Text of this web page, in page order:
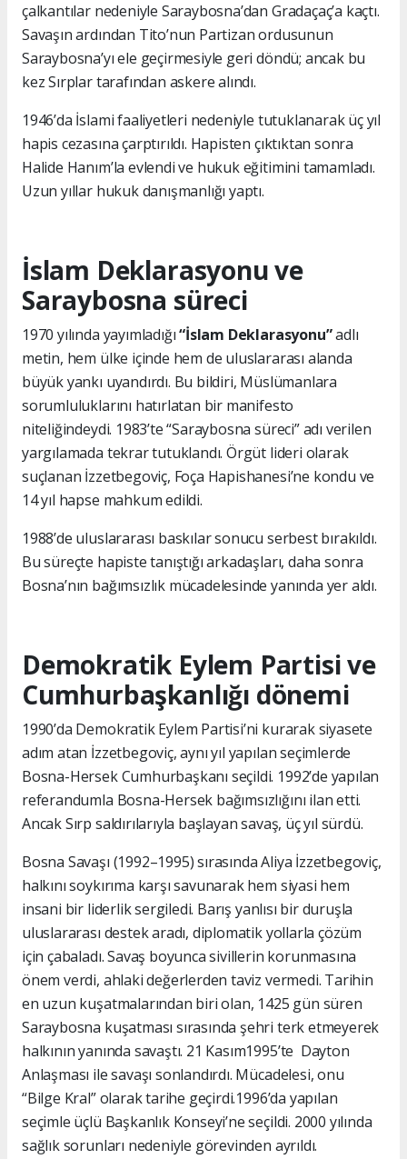
çalkantılar nedeniyle Saraybosna’dan Gradaçaç’a kaçtı.
Savaşın ardından Tito’nun Partizan ordusunun
Saraybosna’yı ele geçirmesiyle geri döndü; ancak bu
kez Sırplar tarafından askere alındı.
1946’da İslami faaliyetleri nedeniyle tutuklanarak üç yıl
hapis cezasına çarptırıldı. Hapisten çıktıktan sonra
Halide Hanım’la evlendi ve hukuk eğitimini tamamladı.
Uzun yıllar hukuk danışmanlığı yaptı.
İslam Deklarasyonu ve
Saraybosna süreci
1970 yılında yayımladığı“İslam Deklarasyonu”adlı
metin, hem ülke içinde hem de uluslararası alanda
büyük yankı uyandırdı. Bu bildiri, Müslümanlara
sorumluluklarını hatırlatan bir manifesto
niteliğindeydi. 1983’te “Saraybosna süreci” adı verilen
yargılamada tekrar tutuklandı. Örgüt lideri olarak
suçlanan İzzetbegoviç, Foça Hapishanesi’ne kondu ve
14 yıl hapse mahkum edildi.
1988’de uluslararası baskılar sonucu serbest bırakıldı.
Bu süreçte hapiste tanıştığı arkadaşları, daha sonra
Bosna’nın bağımsızlık mücadelesinde yanında yer aldı.
Demokratik Eylem Partisi ve
Cumhurbaşkanlığı dönemi
1990’da Demokratik Eylem Partisi’ni kurarak siyasete
adım atan İzzetbegoviç, aynı yıl yapılan seçimlerde
Bosna-Hersek Cumhurbaşkanı seçildi. 1992’de yapılan
referandumla Bosna-Hersek bağımsızlığını ilan etti.
Ancak Sırp saldırılarıyla başlayan savaş, üç yıl sürdü.
Bosna Savaşı (1992–1995) sırasında Aliya İzzetbegoviç,
halkını soykırıma karşı savunarak hem siyasi hem
insani bir liderlik sergiledi. Barış yanlısı bir duruşla
uluslararası destek aradı, diplomatik yollarla çözüm
için çabaladı. Savaş boyunca sivillerin korunmasına
önem verdi, ahlaki değerlerden taviz vermedi. Tarihin
en uzun kuşatmalarından biri olan, 1425 gün süren
Saraybosna kuşatması sırasında şehri terk etmeyerek
halkının yanında savaştı. 21 Kasım1995’te Dayton
Anlaşması ile savaşı sonlandırdı. Mücadelesi, onu
“Bilge Kral” olarak tarihe geçirdi.1996’da yapılan
seçimle üçlü Başkanlık Konseyi’ne seçildi. 2000 yılında
sağlık sorunları nedeniyle görevinden ayrıldı.